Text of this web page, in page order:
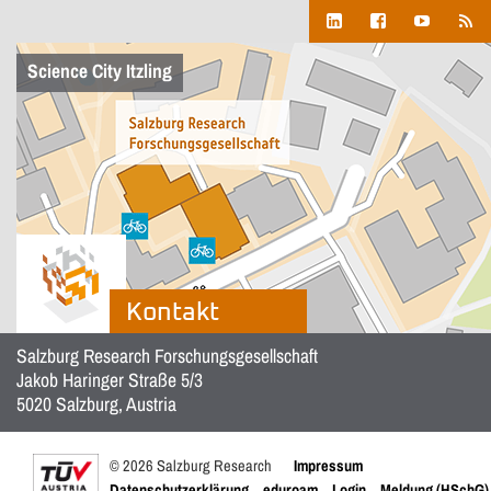
Kontakt
Salzburg Research Forschungsgesellschaft
Jakob Haringer Straße 5/3
5020 Salzburg, Austria
Science City Itzling
© 2026 Salzburg Research
Impressum